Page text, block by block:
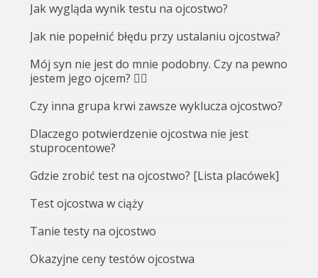
Jak wygląda wynik testu na ojcostwo?
Jak nie popełnić błędu przy ustalaniu ojcostwa?
Mój syn nie jest do mnie podobny. Czy na pewno
jestem jego ojcem? 🤷‍♂️
Czy inna grupa krwi zawsze wyklucza ojcostwo?
Dlaczego potwierdzenie ojcostwa nie jest
stuprocentowe?
Gdzie zrobić test na ojcostwo? [Lista placówek]
Test ojcostwa w ciąży
Tanie testy na ojcostwo
Okazyjne ceny testów ojcostwa